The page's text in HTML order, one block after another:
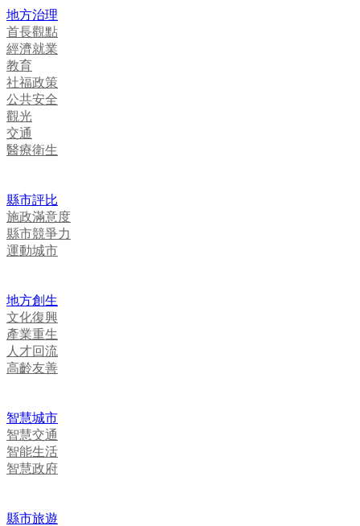
地方治理
首長觀點
經濟就業
教育
社福政策
公共安全
觀光
交通
醫療衛生
縣市評比
施政滿意度
縣市競爭力
運動城市
地方創生
文化復興
產業重生
人才回流
高齡友善
智慧城市
智慧交通
智能生活
智慧政府
縣市旅遊